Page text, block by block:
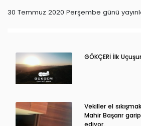
30 Temmuz 2020 Perşembe günü
GÖKÇERİ İlk
Vekiller el
Mahir Başarır
ediyor.